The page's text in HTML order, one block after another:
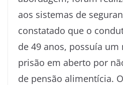
aos sistemas de
constatado que o
de 49 anos, possuía um
prisão em aberto por
de pensão alimentícia.